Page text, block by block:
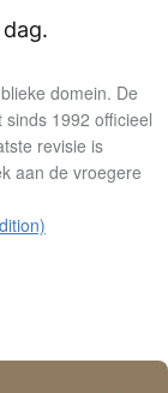
domein. De
1992 officieel
revisie is
aan de vroegere